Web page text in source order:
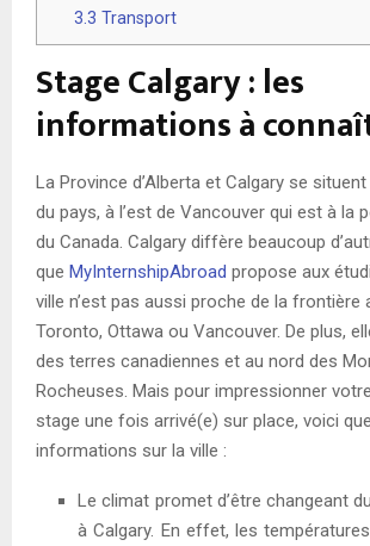
3.3 Transport
Stage Calgary : les
informations à
La Province d’Alberta et Calgary se
du pays, à l’est de Vancouver qui est à la
du Canada. Calgary diffère beaucoup
que MyInternshipAbroad propose aux
ville n’est pas aussi proche de la frontière
Toronto, Ottawa ou Vancouver. De plus,
des terres canadiennes et au nord des
Rocheuses. Mais pour impressionner
stage une fois arrivé(e) sur place, voici
informations sur la ville :
Le climat promet d’être changeant
à Calgary. En effet, les